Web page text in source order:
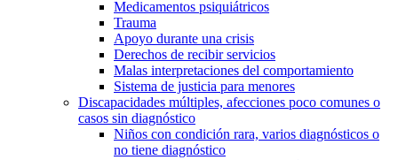
Medicamentos psiquiátricos
Trauma
Apoyo durante una crisis
Derechos de recibir servicios
Malas interpretaciones del comportamiento
Sistema de justicia para menores
Discapacidades múltiples, afecciones poco comunes o
casos sin diagnóstico
Niños con condición rara, varios diagnósticos o
no tiene diagnóstico